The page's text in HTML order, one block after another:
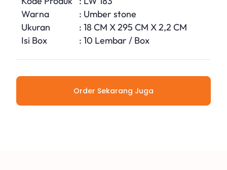
Warna
: Umber stone
Ukuran
: 18 CM X 295 CM X 2,2 CM
Isi Box
: 10 Lembar / Box
Order Sekarang Juga